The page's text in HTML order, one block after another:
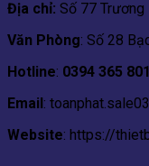
Địa chỉ: Số 77 Trương
Văn Phòng: Số 28
Hotline: 0394 365 801
Email :
Website: https://